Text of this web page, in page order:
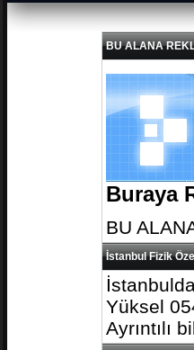
BU ALANA
Buraya
BU
İstanbul Fizik
Yüksel
Ayrıntılı